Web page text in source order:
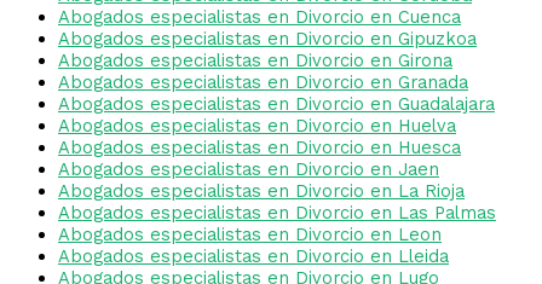
Abogados especialistas en Divorcio en Cuenca
Abogados especialistas en Divorcio en Gipuzkoa
Abogados especialistas en Divorcio en Girona
Abogados especialistas en Divorcio en Granada
Abogados especialistas en Divorcio en Guadalajara
Abogados especialistas en Divorcio en Huelva
Abogados especialistas en Divorcio en Huesca
Abogados especialistas en Divorcio en Jaen
Abogados especialistas en Divorcio en La Rioja
Abogados especialistas en Divorcio en Las Palmas
Abogados especialistas en Divorcio en Leon
Abogados especialistas en Divorcio en Lleida
Abogados especialistas en Divorcio en Lugo